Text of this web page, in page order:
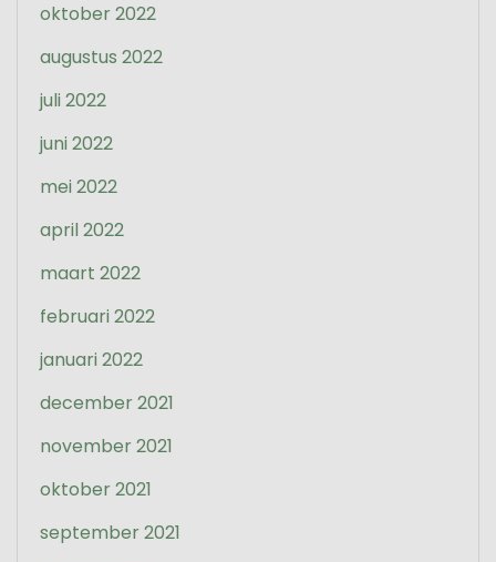
oktober 2022
augustus 2022
juli 2022
juni 2022
mei 2022
april 2022
maart 2022
februari 2022
januari 2022
december 2021
november 2021
oktober 2021
september 2021